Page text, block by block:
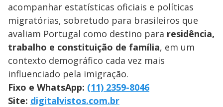
acompanhar estatísticas oficiais e políticas
migratórias, sobretudo para brasileiros que
avaliam Portugal como destino para residência,
trabalho e constituição de família, em um
contexto demográfico cada vez mais
influenciado pela imigração.
Fixo e WhatsApp: (11) 2359-8046
Site: digitalvistos.com.br